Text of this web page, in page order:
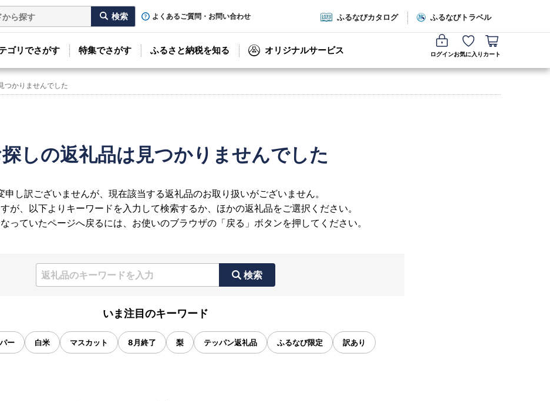
よくあるご質問・お問い合わせ ふるなびカタログ ふるなびトラベル
ゴリでさがす 特集でさがす ふるさと納税を知る オリジナルサービス ログインお気に入り カート
つかりませんでした
しの返礼品は見つかりませんでした
申し訳ございませんが、現在該当する返礼品のお取り扱いがございません。
が、以下よりキーワードを入力して検索するか、ほかの返礼品をご選択ください。
っていたページへ戻るには、お使いのブラウザの「戻る」ボタンを押してください。
検索
いま注目のキーワード
ー 白米 マスカット 8月終了 梨 テッパン返礼品 ふるなび限定 訳あり